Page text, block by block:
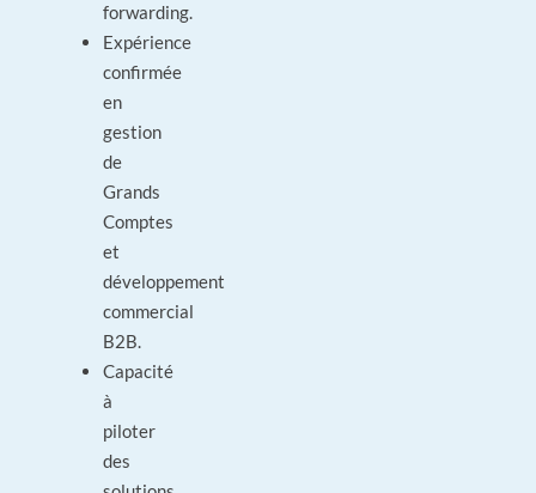
forwarding.
Expérience
confirmée
en
gestion
de
Grands
Comptes
et
développement
commercial
B2B.
Capacité
à
piloter
des